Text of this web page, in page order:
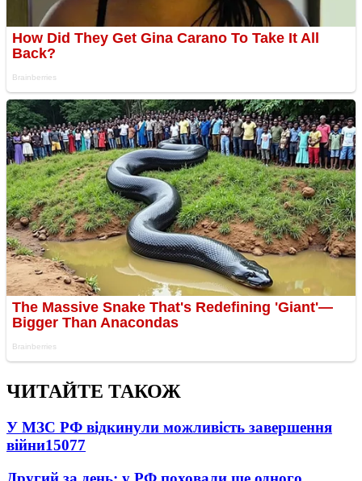
ЧИТАЙТЕ ТАКОЖ
У МЗС РФ відкинули можливість завершення
війни15077